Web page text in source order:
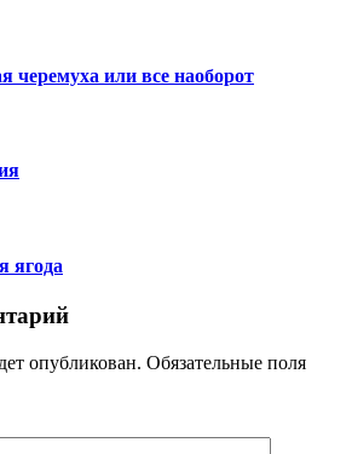
черемуха или все наоборот
ягода
опубликован. Обязательные поля